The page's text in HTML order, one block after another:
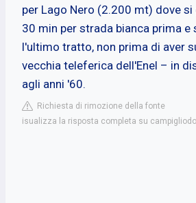
per Lago Nero (2.200 mt) dove
30 min per strada bianca prima e
l'ultimo tratto, non prima di aver
vecchia teleferica dell'Enel – in
agli anni '60.
Richiesta di rimozione della fonte
isualizza la risposta completa su